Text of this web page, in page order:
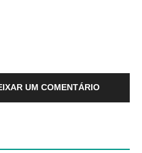
UM COMENTÁRIO